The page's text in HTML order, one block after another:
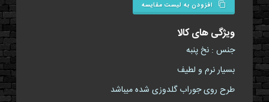
افزودن به لیست مقایسه
ویژگی های کالا
جنس : نخ پنبه
بسیار نرم و لطیف
طرح روی جوراب گلدوزی شده میباشد